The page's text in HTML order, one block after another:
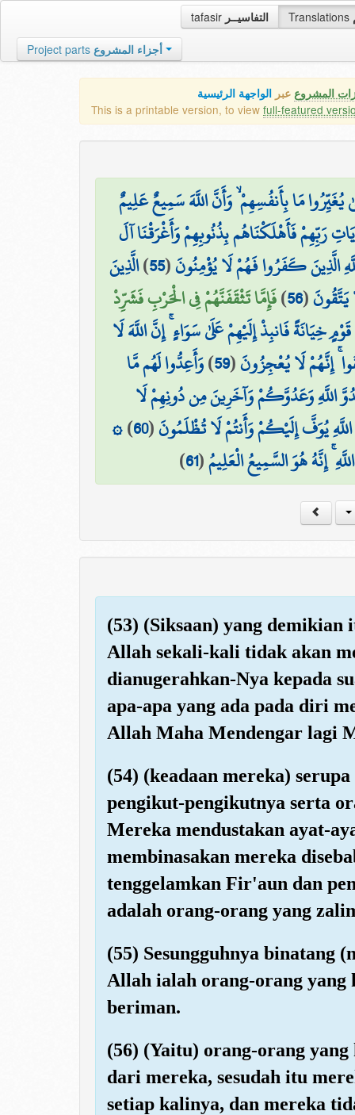
tafasir التفاسيــر Translations
Project parts أجزاء المشروع
المشروع عبر الواجهة الرئيسية
This is a printable version, to view full-featured
مَا بِأَنفُسِهِمْ ۙ وَأَنَّ اللَّهَ سَمِيعٌ عَلِيمٌ
رَبِّهِمْ فَأَهْلَكْنَاهُم بِذُنُوبِهِمْ وَأَغْرَقْنَا آلَ
الَّذِينَ كَفَرُوا فَهُمْ لَا يُؤْمِنُونَ(
55
)الَّذِينَ
(
56
)فَإِمَّا تَثْقَفَنَّهُمْ فِي الْحَرْبِ فَشَرِّدْ
خِيَانَةً فَانبِذْ إِلَيْهِمْ عَلَىٰ سَوَاءٍ ۚ إِنَّ اللَّهَ لَا
إِنَّهُمْ لَا يُعْجِزُونَ(
59
)وَأَعِدُّوا لَهُم مَّا
اللَّهِ وَعَدُوَّكُمْ وَآخَرِينَ مِن دُونِهِمْ لَا
يُوَفَّ إِلَيْكُمْ وَأَنتُمْ لَا تُظْلَمُونَ(
60
)۞
إِنَّهُ هُوَ السَّمِيعُ الْعَلِيمُ(
61
)
(53) (Siksaan) yang demikian
Allah sekali-kali tidak akan
dianugerahkan-Nya kepada
apa-apa yang ada pada diri
Allah Maha Mendengar lagi
(54) (keadaan mereka)
pengikut-pengikutnya serta
Mereka mendustakan ayat-
membinasakan mereka
tenggelamkan Fir'aun dan
adalah orang-orang yang
(55) Sesungguhnya binatang
Allah ialah orang-orang
beriman.
(56) (Yaitu) orang-orang
dari mereka, sesudah itu
setiap kalinya, dan mereka